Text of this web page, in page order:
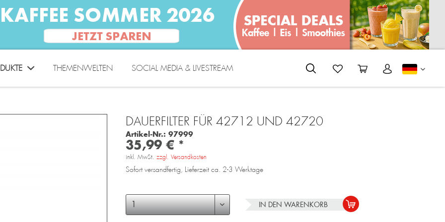
THEMENWELTEN SOCIAL MEDIA & LIVESTREAM
DAUERFILTER FÜR 42712 UND 42720
Artikel-Nr.: 97999
35,99 € *
inkl. MwSt. zzgl. Versandkosten
Sofort versandfertig, Lieferzeit ca. 2-3 Werktage
IN DEN WARENKORB